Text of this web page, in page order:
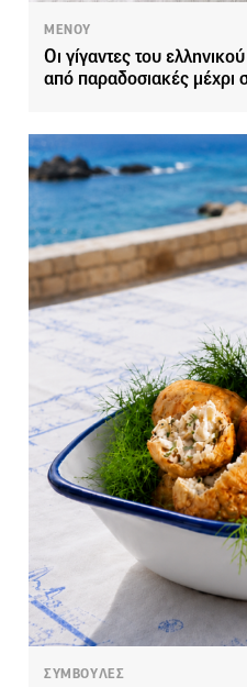
ΜΕΝΟΥ
Οι γίγαντες του
από παραδοσιακές μέχρι
ΣΥΜΒΟΥΛΕΣ